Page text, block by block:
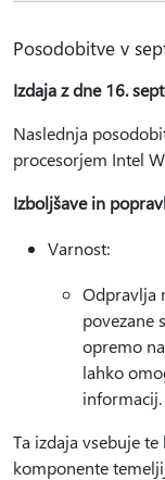
Posodobitve v
Izdaja z dne 16.
Naslednja
procesorjem Intel
Izboljšave in
Varnost:
Odpravlja
povezane
opremo
lahko
informacij.
Ta izdaja vsebuje
komponente